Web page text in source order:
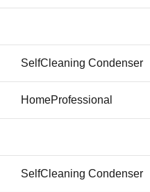
SelfCleaning Condenser
HomeProfessional
SelfCleaning Condenser